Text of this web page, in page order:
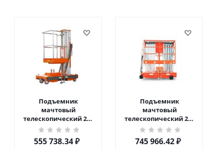
Подъемник
мачтовый
телескопический 200
кг 6 м TOR GTWY6-200S
DC 2-мачтовый
(автономный) (G) в
555 738.34₽
Подъемник
мачтовый
телескопический 200
кг 10 м TOR GTWY10-
200S DC 2-мачтовый
(автономный) (N) в
745 966.42₽